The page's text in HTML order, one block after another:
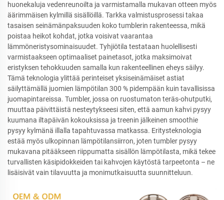
huonekaluja vedenreunoilta ja varmistamalla mukavan otteen myös
äärimmäisen kylmillä sisällöillä. Tarkka valmistusprosessi takaa
tasaisen seinämänpaksuuden koko tumblerin rakenteessa, mikä
poistaa heikot kohdat, jotka voisivat vaarantaa
lämmöneristysominaisuudet. Tyhjiötila testataan huolellisesti
varmistaakseen optimaaliset painetasot, jotka maksimoivat
eristyksen tehokkuuden samalla kun rakenteellinen eheys säilyy.
Tämä teknologia ylittää perinteiset yksiseinämäiset astiat
säilyttämällä juomien lämpötilan 300 % pidempään kuin tavallisissa
juomapintareissa. Tumbler, jossa on ruostumaton teräs-ohutputki,
muuttaa päivittäistä nesteytykseesi siten, että aamun kahvi pysyy
kuumana iltapäivän kokouksissa ja treenin jälkeinen smoothie
pysyy kylmänä illalla tapahtuvassa matkassa. Eritysteknologia
estää myös ulkopinnan lämpötilansiirron, joten tumbler pysyy
mukavana pitääkseen riippumatta sisällön lämpötilasta, mikä tekee
turvallisten käsipidokkeiden tai kahvojen käytöstä tarpeetonta – ne
lisäisivät vain tilavuutta ja monimutkaisuutta suunnitteluun.